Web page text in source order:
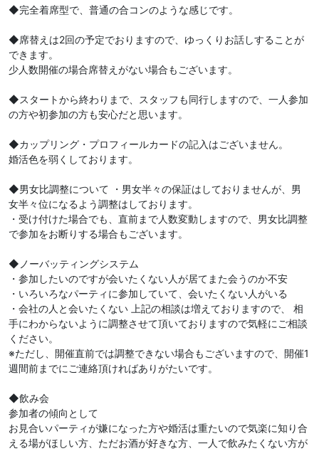
◆完全着席型で、普通の合コンのような感じです。
◆席替えは2回の予定でおりますので、ゆっくりお話しすることが
できます。
少人数開催の場合席替えがない場合もございます。
◆スタートから終わりまで、スタッフも同行しますので、一人参加
の方や初参加の方も安心だと思います。
◆カップリング・プロフィールカードの記入はございません。
婚活色を弱くしております。
◆男女比調整について ・男女半々の保証はしておりませんが、男
女半々位になるよう調整はしております。
・受け付けた場合でも、直前まで人数変動しますので、男女比調整
で参加をお断りする場合もございます。
◆ノーバッティングシステム
・参加したいのですが会いたくない人が居てまた会うのか不安
・いろいろなパーティに参加していて、会いたくない人がいる
・会社の人と会いたくない 上記の相談は増えておりますので、 相
手にわからないように調整させて頂いておりますので気軽にご相談
ください。
※ただし、開催直前では調整できない場合もございますので、開催1
週間前までにご連絡頂ければありがたいです。
◆飲み会
参加者の傾向として
お見合いパーティが嫌になった方や婚活は重たいので気楽に知り合
える場がほしい方、ただお酒が好きな方、一人で飲みたくない方が